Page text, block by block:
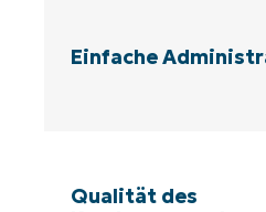
Einfache
Qualität des